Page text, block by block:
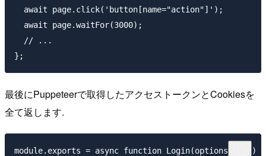
  await page.click('button[name="action"]');
  await page.waitFor(3000);
  // ...
最後にPuppeteerで取得したアクセストークンとCookiesを
全て返します.
module.exports = async function Login(options = {}) {